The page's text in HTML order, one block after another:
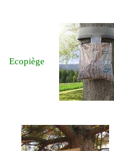
Ecopiège